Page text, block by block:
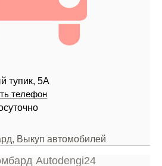
тупик, 5А
телефон
Выкуп автомобилей